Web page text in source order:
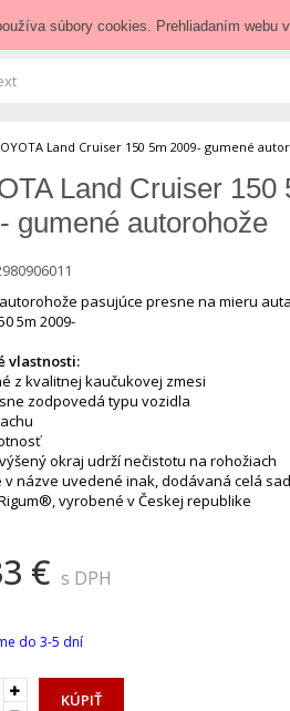
Land Cruiser 150 5m 2009- gumené
Land Cruiser 150
gumené autorohože
pasujúce presne na mieru auta
5m 2009-
vlastnosti:
z kvalitnej kaučukovej zmesi
zodpovedá typu vozidla
okraj udrží nečistotu na rohožiach
v názve uvedené inak, dodávaná celá
vyrobené v Českej republike
€ s DPH
do 3-5 dní
KÚPIŤ
súbory cookies. Prehliadaním webu